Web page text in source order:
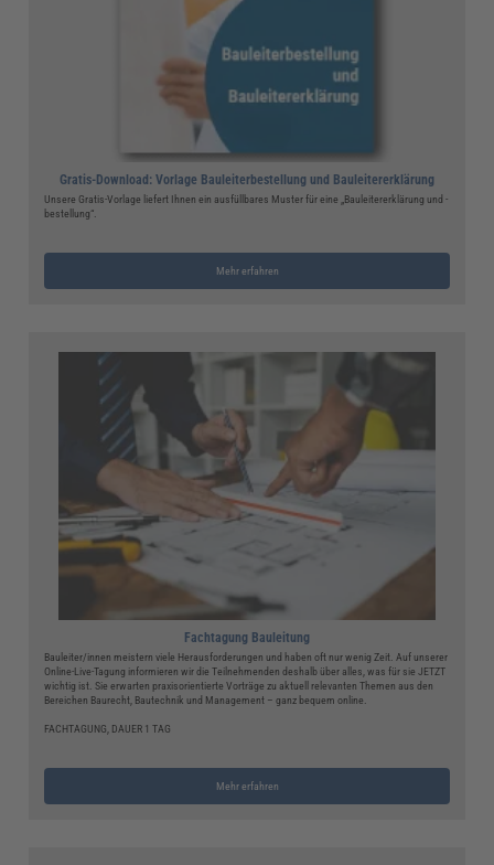
Gratis-Download: Vorlage Bauleiterbestellung und Bauleitererklärung
Unsere Gratis-Vorlage liefert Ihnen ein ausfüllbares Muster für eine „Bauleitererklärung und -
bestellung“.
Mehr erfahren
Fachtagung Bauleitung
Bauleiter/innen meistern viele Herausforderungen und haben oft nur wenig Zeit. Auf unserer
Online-Live-Tagung informieren wir die Teilnehmenden deshalb über alles, was für sie JETZT
wichtig ist. Sie erwarten praxisorientierte Vorträge zu aktuell relevanten Themen aus den
Bereichen Baurecht, Bautechnik und Management – ganz bequem online.
FACHTAGUNG, DAUER 1 TAG
Mehr erfahren